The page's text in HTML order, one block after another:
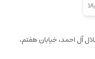
جلال آل احمد، خیابان هفتم،